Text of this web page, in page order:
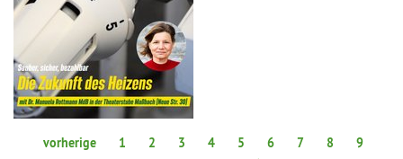
vorherige 1 2 3 4 5 6 7 8
9